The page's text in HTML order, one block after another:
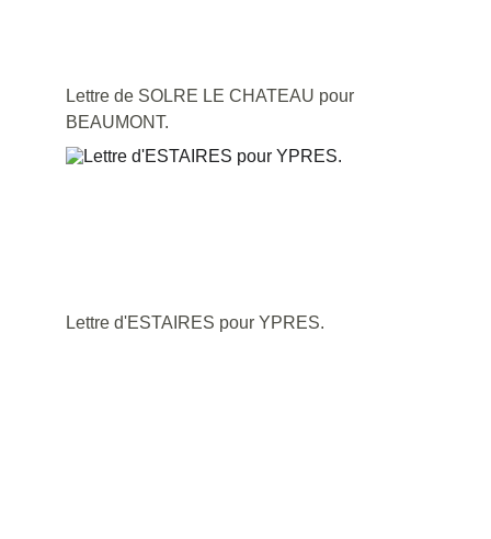
Lettre de SOLRE LE CHATEAU pour
BEAUMONT.
Lettre d'ESTAIRES pour YPRES.